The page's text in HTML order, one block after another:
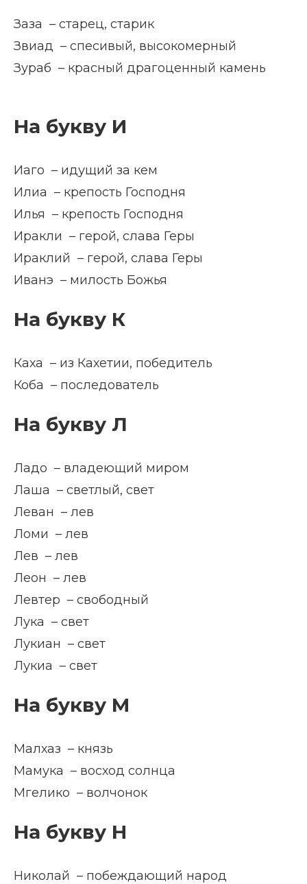
Заза – старец, старик
Звиад – спесивый, высокомерный
Зураб – красный драгоценный камень
На букву И
Иаго – идущий за кем
Илиа – крепость Господня
Илья – крепость Господня
Иракли – герой, слава Геры
Ираклий – герой, слава Геры
Иванэ – милость Божья
На букву К
Каха – из Кахетии, победитель
Коба – последователь
На букву Л
Ладо – владеющий миром
Лаша – светлый, свет
Леван – лев
Ломи – лев
Лев – лев
Леон – лев
Левтер – свободный
Лука – свет
Лукиан – свет
Лукиа – свет
На букву М
Малхаз – князь
Мамука – восход солнца
Мгелико – волчонок
На букву Н
Николай – побеждающий народ